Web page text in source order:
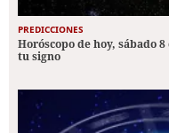
PREDICCIONES
Horóscopo de hoy, sábado
tu signo